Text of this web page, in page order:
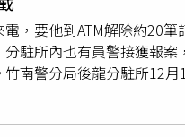
讞，今年2月24日未到案
，台南市警方連日來啟
警方暗中掌握行蹤，趁他
，要他到ATM解除約20
駐所內也有員警接獲報
南警分局後龍分駐所12
駐所距離郵局直線距離不
到現場了解，阻止男子